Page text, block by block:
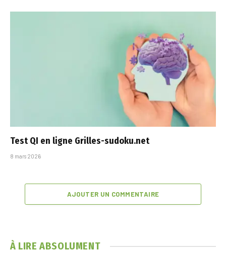
Test QI en ligne Grilles-sudoku.net​
8 mars 2026
AJOUTER UN COMMENTAIRE
À LIRE ABSOLUMENT